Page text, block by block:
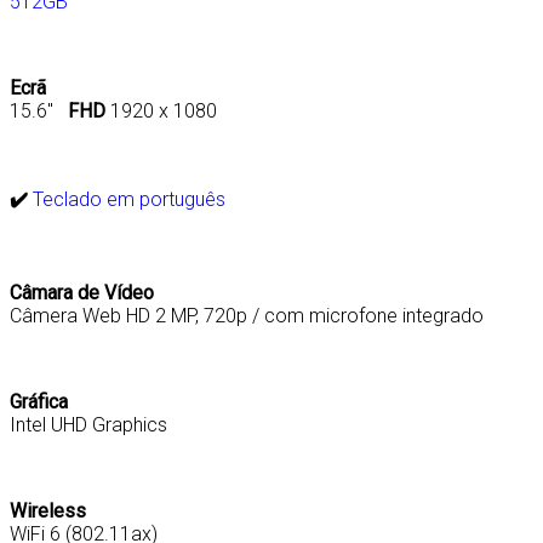
Ecrã
15.6″ FHD 1920 x 1080
✔️ Teclado em português
Câmara de Vídeo
Câmera Web HD 2 MP, 720p / com microfone integrado
Gráfica
Intel UHD Graphics
Wireless
WiFi 6 (802.11ax)